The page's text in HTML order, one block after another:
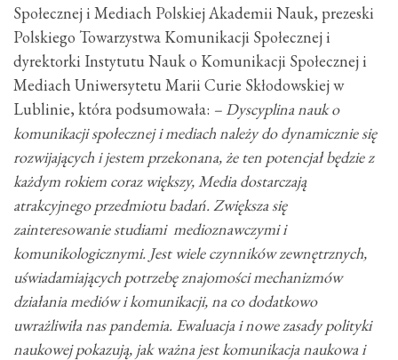
Społecznej i Mediach Polskiej Akademii Nauk, prezeski
Polskiego Towarzystwa Komunikacji Społecznej i
dyrektorki Instytutu Nauk o Komunikacji Społecznej i
Mediach Uniwersytetu Marii Curie Skłodowskiej w
Lublinie, która podsumowała: – Dyscyplina nauk o
komunikacji społecznej i mediach należy do dynamicznie się
rozwijających i jestem przekonana, że ten potencjał będzie z
każdym rokiem coraz większy, Media dostarczają
atrakcyjnego przedmiotu badań. Zwiększa się
zainteresowanie studiami medioznawczymi i
komunikologicznymi. Jest wiele czynników zewnętrznych,
uświadamiających potrzebę znajomości mechanizmów
działania mediów i komunikacji, na co dodatkowo
uwrażliwiła nas pandemia. Ewaluacja i nowe zasady polityki
naukowej pokazują, jak ważna jest komunikacja naukowa i